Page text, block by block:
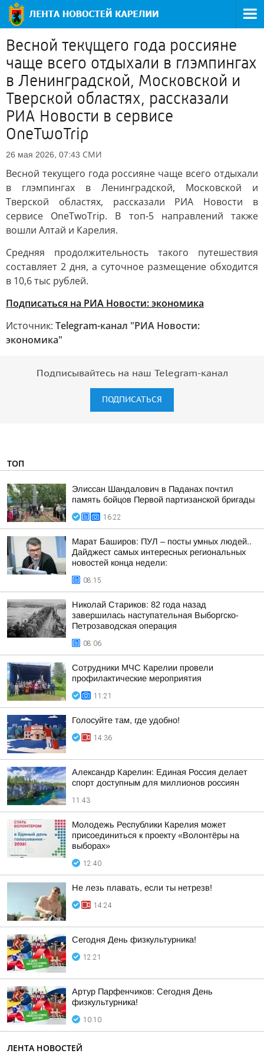
Весной текущего года россияне
чаще всего отдыхали в глэмпингах
в Ленинградской, Московской и
Тверской областях, рассказали
РИА Новости в сервисе
OneTwoTrip
26 мая 2026, 07:43 СМИ
Весной текущего года россияне чаще всего отдыхали
в глэмпингах в Ленинградской, Московской и
Тверской областях, рассказали РИА Новости в
сервисе OneTwoTrip. В топ-5 направлений также
вошли Алтай и Карелия.
Средняя продолжительность такого путешествия
составляет 2 дня, а суточное размещение обходится
в 10,6 тыс рублей.
Подписаться на РИА Новости: экономика
Источник: Telegram-канал "РИА Новости:
экономика"
Подписывайтесь на наш Telegram-канал
ПОДПИСАТЬСЯ
ТОП
Элиссан Шандалович в Паданах почтил
память бойцов Первой партизанской бригады
16:22
Марат Баширов: ПУЛ – посты умных людей..
Дайджест самых интересных региональных
новостей конца недели:
08:15
Николай Стариков: 82 года назад
завершилась наступательная Выборгско-
Петрозаводская операция
08:06
Сотрудники МЧС Карелии провели
профилактические мероприятия
11:21
Голосуйте там, где удобно!
14:36
Александр Карелин: Единая Россия делает
спорт доступным для миллионов россиян
11:43
Молодежь Республики Карелия может
присоединиться к проекту «Волонтёры на
выборах»
12:40
Не лезь плавать, если ты нетрезв!
14:24
Сегодня День физкультурника!
12:21
Артур Парфенчиков: Сегодня День
физкультурника!
10:10
ЛЕНТА НОВОСТЕЙ